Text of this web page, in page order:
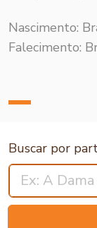
Nascimento:
Falecimento:
Buscar por